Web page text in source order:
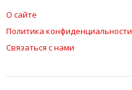
О сайте
Политика конфиденциальности
Связаться с нами